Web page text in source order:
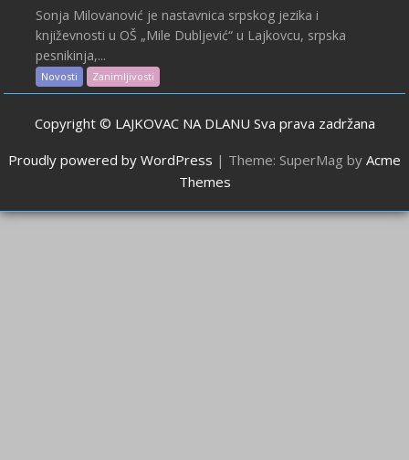
Sonja Milovanović je nastavnica srpskog jezika i
književnosti u OŠ „Mile Dubljević“ u Lajkovcu, srpska
pesnikinja,...
Novosti Zanimljivosti
Copyright © LAJKOVAC NA DLANU Sva prava zadržana
Proudly powered by WordPress | Theme: SuperMag by Acme
Themes